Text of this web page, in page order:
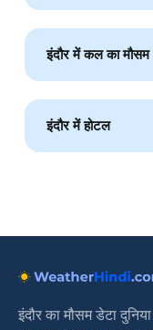
इंदौर में कल का मौसम
इंदौर में होटल
इंदौर का मौसम डेटा